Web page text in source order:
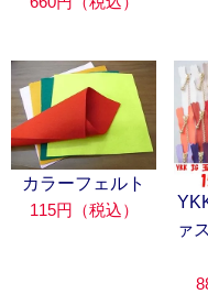
カラーフェルト
115円（税込）
ァ